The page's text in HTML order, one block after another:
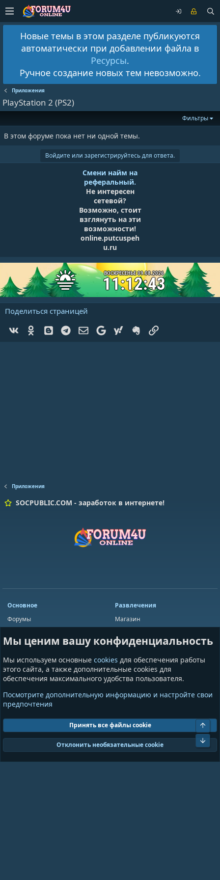
Новые темы в этом разделе публикуются
автоматически при добавлении файла в
Ресурсы.
Ручное создание новых тем невозможно.
Приложения
PlayStation 2 (PS2)
Фильтры
В этом форуме пока нет ни одной темы.
Войдите или зарегистрируйтесь для ответа.
Смени найм на
реферальный.
Не интересен
сетевой?
Возможно, стоит
взглянуть на эти
возможности!
online.putcuspeh
u.ru
ВОСКРЕСЕНЬЕ 09.08.2026
11:12:43
Поделиться страницей
Vk Ok BloggerTelegramЭлектронная почта
GoogleYahoo EvernoteСсылка
Приложения
SOCPUBLIC.COM - заработок в интернете!
Основное
Форумы
Мини-чат
Ресурсы
Сообщества
Развлечения
Магазин
Лотереи
Приложения
Информация
Условия и правила
Политика конфиденциальности
Помощь
Разное
Общая информация
Пожертвования
GrayAndBlue (Dark)
Ширина Запросов 14 Время 0.0996s Память 10.83MB
Мы ценим вашу конфиденциальность
Мы используем основные cookies для обеспечения работы
этого сайта, а также дополнительные cookies для
обеспечения максимального удобства пользователя.
Посмотрите дополнительную информацию и настройте свои
предпочтения
Принять все файлы cookie
Отклонить необязательные cookie